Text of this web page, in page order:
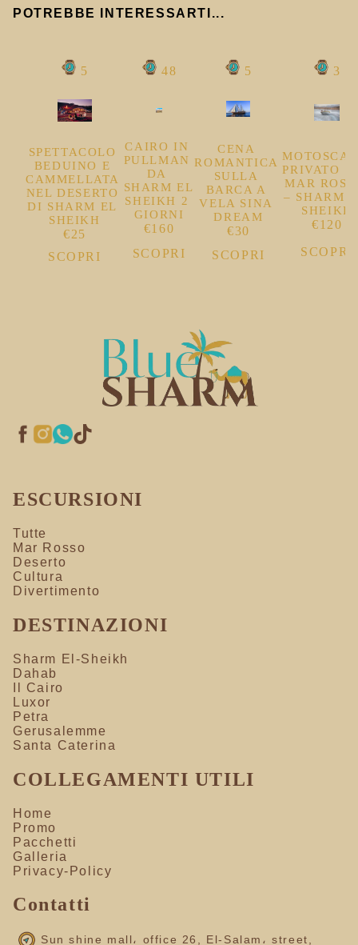
POTREBBE INTERESSARTI...
5
SPETTACOLO
BEDUINO E
CAMMELLATA
NEL DESERTO
DI SHARM EL
SHEIKH
€25
SCOPRI
48
CAIRO IN
PULLMAN
DA
SHARM EL
SHEIKH 2
GIORNI
€160
SCOPRI
5
CENA
ROMANTICA
SULLA
BARCA A
VELA SINA
DREAM
€30
SCOPRI
3
PRIVATO
MAR
– SHARM
SHEIKH
€120
SCOPRI
ESCURSIONI
Tutte
Mar Rosso
Deserto
Cultura
Divertimento
DESTINAZIONI
Sharm El-Sheikh
Dahab
Il Cairo
Luxor
Petra
Gerusalemme
Santa Caterina
COLLEGAMENTI UTILI
Home
Promo
Pacchetti
Galleria
Privacy-Policy
Contatti
Sun shine mall، office 26, El-Salam، street,